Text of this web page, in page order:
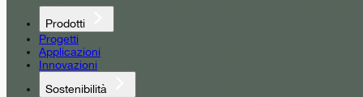
Prodotti
Progetti
Applicazioni
Innovazioni
Sostenibilità